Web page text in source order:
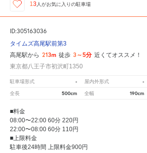
13 人がお気に入りの駐車場
ID:305163036
タイムズ高尾駅前第3
高尾駅から 213m 徒歩 3～5分 近くてオススメ！
東京都八王子市初沢町1350
駐車場形式 - 屋内外形式 -
全長 500cm 全幅 190cm
■料金
08:00〜22:00 60分 220円
22:00〜08:00 60分 110円
■上限料金
駐車後24時間 上限料金900円